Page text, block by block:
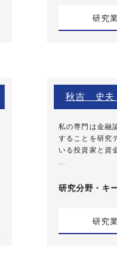
研究
秋吉 史夫
私の専門は金融
することを研究
いる投資家と資
研究分野・ キ
研究